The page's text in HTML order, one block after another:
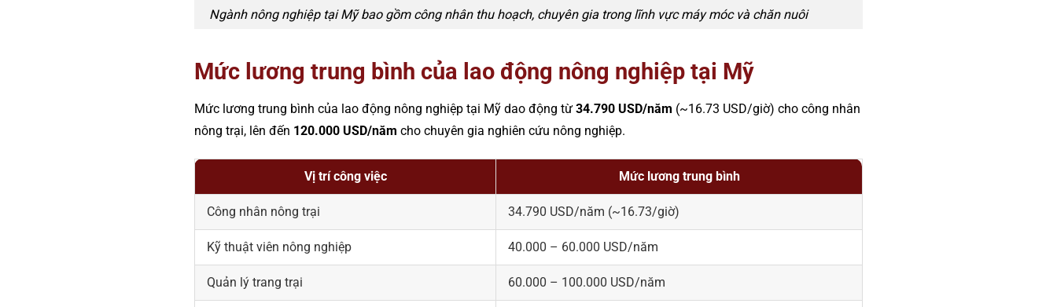
Ngành nông nghiệp tại Mỹ bao gồm công nhân thu hoạch, chuyên gia trong lĩnh vực máy móc và chăn nuôi
Mức lương trung bình của lao động nông nghiệp tại Mỹ
Mức lương trung bình của lao động nông nghiệp tại Mỹ dao động từ 34.790 USD/năm (~16.73 USD/giờ) cho công nhân
nông trại, lên đến 120.000 USD/năm cho chuyên gia nghiên cứu nông nghiệp.
Vị trí công việc Mức lương trung bình
Công nhân nông trại 34.790 USD/năm (~16.73/giờ)
Kỹ thuật viên nông nghiệp 40.000 – 60.000 USD/năm
Quản lý trang trại 60.000 – 100.000 USD/năm